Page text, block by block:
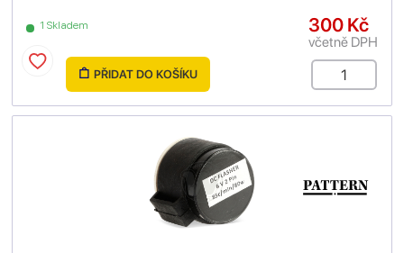
1 Skladem 300 Kč
včetně DPH
PŘIDAT DO KOŠÍKU